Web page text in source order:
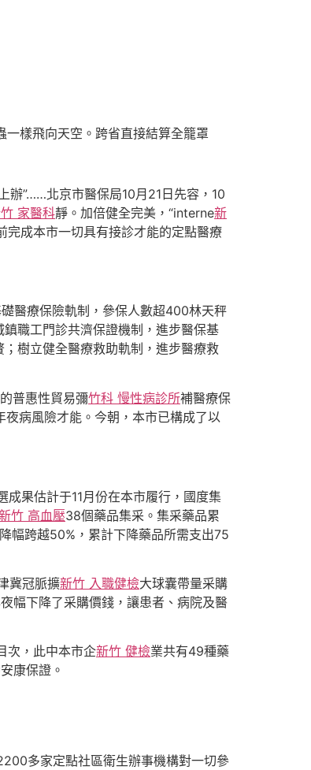
樣飛向天空。跨省直接結算全籠罩
辦”……北京市醫保局10月21日先容，10
家醫科靜。加倍健全完美，“interne新
成本市一切具有接診才能的定點醫療
醫療保險軌制，參保人數超400林天秤
職工門診共濟保證機制，進步醫保基
；樹立健全醫療救助軌制，進步醫療救
普惠性貿易彌竹科 慢性病診所補醫療保
病風險才能。今朝，本市已構成了以
果估計于11月份在本市履行，國度集
竹 高血壓38個藥品集采。集采藥品累
幅跨越50%，累計下降藥品所需支出75
冀冠脈擴新竹 入職健檢大球囊帶量采購
幅下降了采購價錢，讓患者、病院及醫
次，此中本市企新竹 健檢業共有49種藥
康保證。
多家定點社區衛生辦事機構對一切參